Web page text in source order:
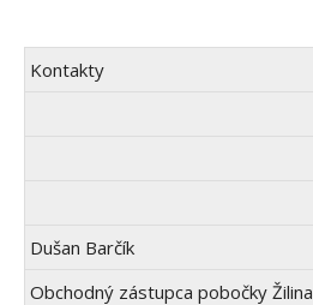
Kontakty
Dušan Barčík
Obchodný zástupca pobočky Žilina